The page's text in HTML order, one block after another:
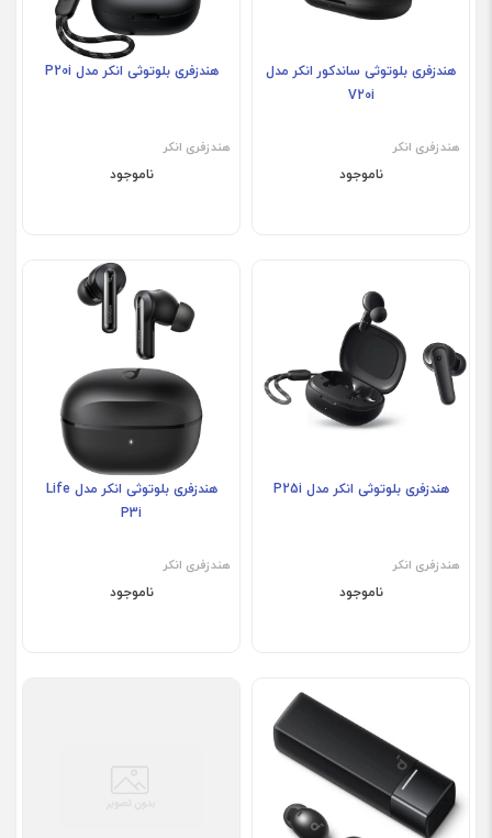
هندزفری بلوتوثی ساندکور انکر مدل
V20i
هندزفری انکر
ناموجود
هندزفری بلوتوثی انکر مدل P20i
هندزفری انکر
ناموجود
هندزفری بلوتوثی انکر مدل P25i
هندزفری انکر
ناموجود
هندزفری بلوتوثی انکر مدل Life
P3i
هندزفری انکر
ناموجود